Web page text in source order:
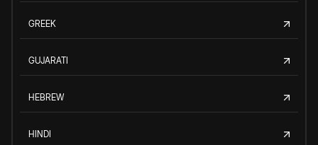
GREEK
GUJARATI
HEBREW
HINDI